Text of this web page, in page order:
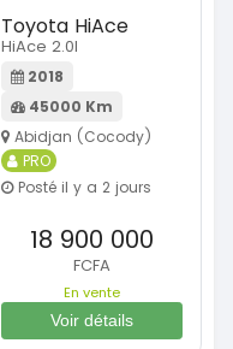
Toyota HiAce
HiAce 2.0l
2018
45000 Km
Abidjan (Cocody)
PRO
Posté il y a 2 jours
18 900 000
FCFA
En vente
Voir détails